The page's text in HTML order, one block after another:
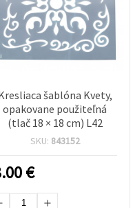
šablóna Kvety,
opakovane použiteľná
(tlač 18 × 18 cm) L42
SKU: 843152
€